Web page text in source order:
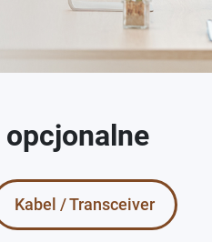
Kabel / Transceiver